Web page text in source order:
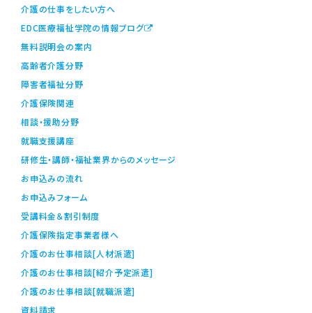
介護の仕事をしたい方へ
EDC医療福祉学院の情報ブログ
無料説明会の案内
高齢者介護分野
障害者福祉分野
介護保険関連
相談・援助分野
就職支援講座
研修生・講師・福祉業界からのメッセージ
お申込みの流れ
お申込みフォーム
受講料金＆割引制度
介護保険指定事業者様へ
介護のお仕事相談[人材派遣]
介護のお仕事相談[紹介予定派遣]
介護のお仕事相談[就職派遣]
資料請求